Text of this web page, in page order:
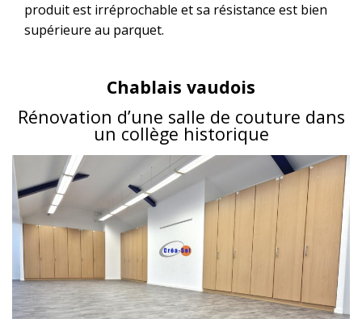
produit est irréprochable et sa résistance est bien
supérieure au parquet.
Chablais vaudois
Rénovation d’une salle de couture dans
un collège historique